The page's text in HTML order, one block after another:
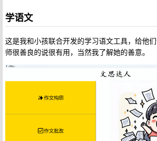
学语文
这是我和小孩联合开发的学习语文工具，给他
师很善良的说很有用，当然我了解她的善意。